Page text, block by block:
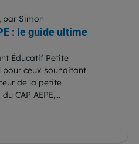
par Simon
: le guide ultime
Éducatif Petite
pour ceux souhaitant
de la petite
CAP AEPE,...